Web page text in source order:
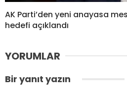
AK Parti’den yeni anayasa
hedefi açıklandı
YORUMLAR
Bir yanıt yazın